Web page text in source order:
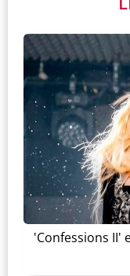
'Confessions II'